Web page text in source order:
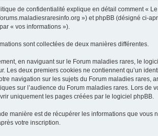
de confidentialité explique en détail comment «
») et phpBB (désigné ci-
« vos informations »).
sont collectées de deux manières différentes.
en naviguant sur le Forum maladies rares, le
Les deux premiers cookies ne contiennent qu’un
navigation sur les sujets du Forum maladies rares,
sur l’audience du Forum maladies rares. Lors
uniquement les pages créées par le logiciel phpBB.
manière est de récupérer les informations que
votre inscription.